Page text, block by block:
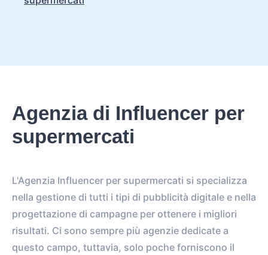
Agenzia di Influencer per
supermercati
L'Agenzia Influencer per supermercati si specializza
nella gestione di tutti i tipi di pubblicità digitale e nella
progettazione di campagne per ottenere i migliori
risultati. Ci sono sempre più agenzie dedicate a
questo campo, tuttavia, solo poche forniscono il